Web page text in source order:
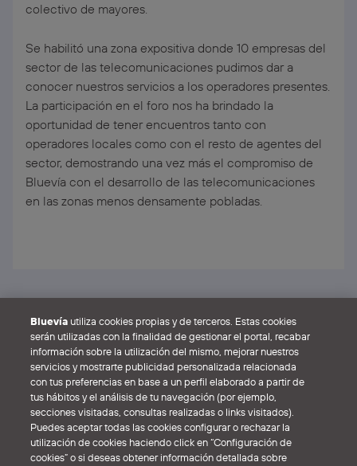
colectivo de mayores.
Se habilitó una zona expositiva donde 10 empresas del
sector de las telecomunicaciones pudimos dar a
conocer nuestros servicios a los operadores presentes.
La participación en el foro nos ha brindado la
oportunidad de tener encuentros tanto con
operadores locales como con el resto de agentes del
sector, demostrando una vez más el compromiso de
Bluevía con el desarrollo de las telecomunicaciones
en las zonas menos densamente pobladas.
Avís Legal Política de cookies
Política de privadesa
Ajuts públics al desplegament
Bluevía utiliza cookies propias y de terceros. Estas cookies
serán utilizadas con la finalidad de gestionar el portal, recabar
información sobre la utilización del mismo, mejorar nuestros
servicios y mostrarte publicidad personalizada relacionada
con tus preferencias en base a un perfil elaborado a partir de
tus hábitos y el análisis de tu navegación (por ejemplo,
secciones visitadas, consultas realizadas o links visitados).
Puedes aceptar todas las cookies configurar o rechazar la
utilización de cookies haciendo click en “Configuración de
cookies” o si deseas obtener información detallada sobre